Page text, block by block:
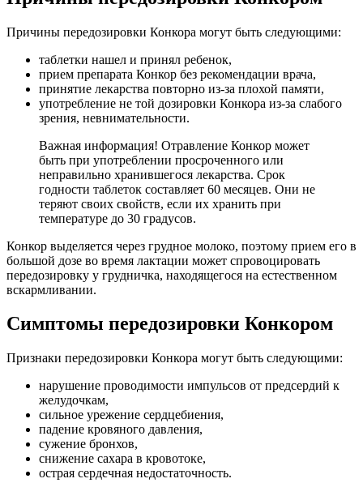
Причины передозировки Конкора могут быть следующими:
таблетки нашел и принял ребенок,
прием препарата Конкор без рекомендации врача,
принятие лекарства повторно из-за плохой памяти,
употребление не той дозировки Конкора из-за слабого
зрения, невнимательности.
Важная информация! Отравление Конкор может
быть при употреблении просроченного или
неправильно хранившегося лекарства. Срок
годности таблеток составляет 60 месяцев. Они не
теряют своих свойств, если их хранить при
температуре до 30 градусов.
Конкор выделяется через грудное молоко, поэтому прием его в
большой дозе во время лактации может спровоцировать
передозировку у грудничка, находящегося на естественном
вскармливании.
Симптомы передозировки Конкором
Признаки передозировки Конкора могут быть следующими:
нарушение проводимости импульсов от предсердий к
желудочкам,
сильное урежение сердцебиения,
падение кровяного давления,
сужение бронхов,
снижение сахара в кровотоке,
острая сердечная недостаточность.